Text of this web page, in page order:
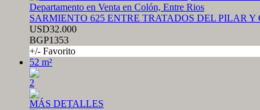
Departamento en Venta en Colón, Entre Rios
SARMIENTO 625 ENTRE TRATADOS DEL PILAR Y
USD32.000
BGP1353
+/- Favorito
52 m²
2
MÁS DETALLES